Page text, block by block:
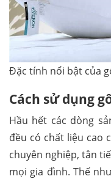
Đặc tính nổi bật của
Cách sử dụng
Hầu hết các dòng
đều có chất liệu cao
chuyên nghiệp, tân
mọi gia đình. Thế